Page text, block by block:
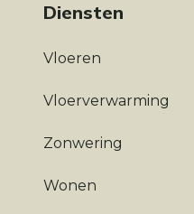
Diensten
Vloeren
Vloerverwarming
Zonwering
Wonen